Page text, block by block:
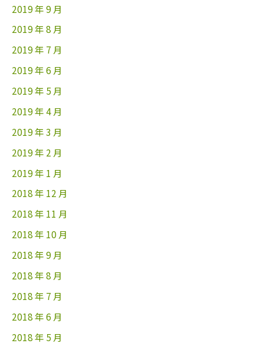
2019 年 9 月
2019 年 8 月
2019 年 7 月
2019 年 6 月
2019 年 5 月
2019 年 4 月
2019 年 3 月
2019 年 2 月
2019 年 1 月
2018 年 12 月
2018 年 11 月
2018 年 10 月
2018 年 9 月
2018 年 8 月
2018 年 7 月
2018 年 6 月
2018 年 5 月